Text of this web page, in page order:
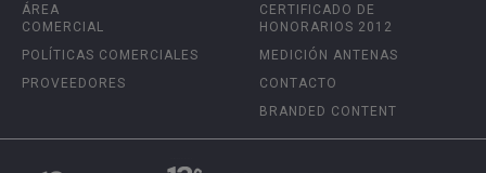
ÁREA
COMERCIAL
POLÍTICAS COMERCIALES
PROVEEDORES
CERTIFICADO DE
HONORARIOS 2012
MEDICIÓN ANTENAS
CONTACTO
BRANDED CONTENT